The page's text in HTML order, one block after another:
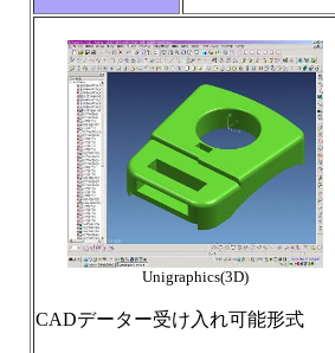
Unigraphics(3D)
CADデーター受け入れ可能形式